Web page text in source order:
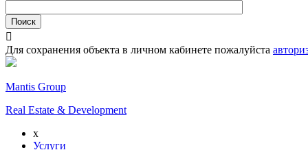

Для сохранения объекта в личном кабинете пожалуйста
Mantis Group
Real Estate & Development
x
Услуги